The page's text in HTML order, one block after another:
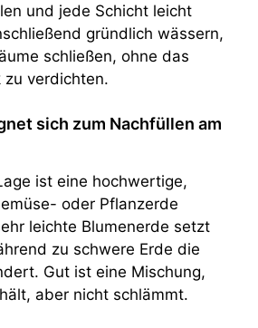
und jede Schicht leicht
gründlich wässern,
schließen, ohne das
zu verdichten.
sich zum Nachfüllen am
ist eine hochwertige,
oder Pflanzerde
leichte Blumenerde setzt
zu schwere Erde die
Gut ist eine Mischung,
aber nicht schlämmt.